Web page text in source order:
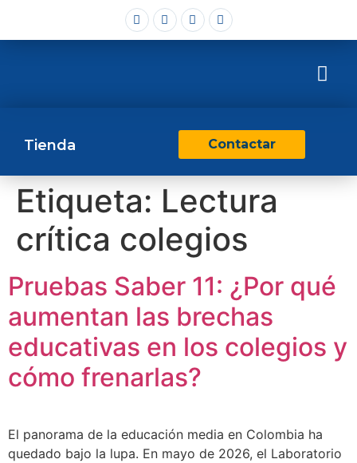
Tienda Contactar
Etiqueta: Lectura
crítica colegios
Pruebas Saber 11: ¿Por qué
aumentan las brechas
educativas en los colegios y
cómo frenarlas?
El panorama de la educación media en Colombia ha
quedado bajo la lupa. En mayo de 2026, el Laboratorio